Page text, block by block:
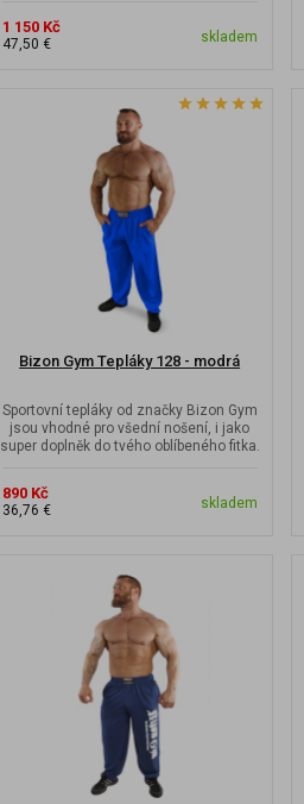
1 150 Kč
47,50 € skladem
Bizon Gym Tepláky 128 - modrá
Sportovní tepláky od značky Bizon Gym
jsou vhodné pro všední nošení, i jako
super doplněk do tvého oblíbeného fitka.
890 Kč
36,76 € skladem